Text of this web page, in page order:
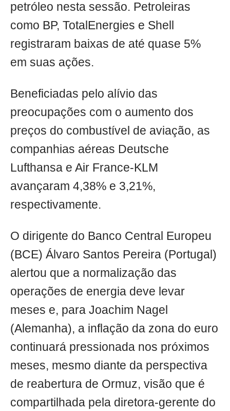
petróleo nesta sessão. Petroleiras
como BP, TotalEnergies e Shell
registraram baixas de até quase 5%
em suas ações.
Beneficiadas pelo alívio das
preocupações com o aumento dos
preços do combustível de aviação, as
companhias aéreas Deutsche
Lufthansa e Air France-KLM
avançaram 4,38% e 3,21%,
respectivamente.
O dirigente do Banco Central Europeu
(BCE) Álvaro Santos Pereira (Portugal)
alertou que a normalização das
operações de energia deve levar
meses e, para Joachim Nagel
(Alemanha), a inflação da zona do euro
continuará pressionada nos próximos
meses, mesmo diante da perspectiva
de reabertura de Ormuz, visão que é
compartilhada pela diretora-gerente do